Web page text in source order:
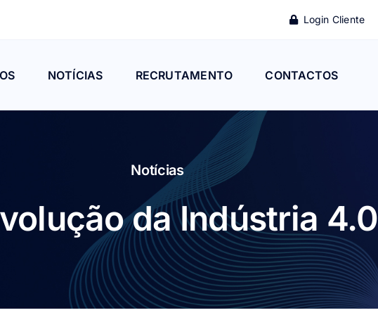
Login Cliente
NOTÍCIAS RECRUTAMENTO CONTACTOS
Notícias
da Indústria 4.0